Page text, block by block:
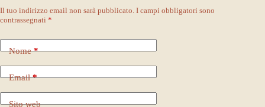
Il tuo indirizzo email non sarà pubblicato. I campi obbligatori sono
contrassegnati *
Nome*
Email*
Sito web